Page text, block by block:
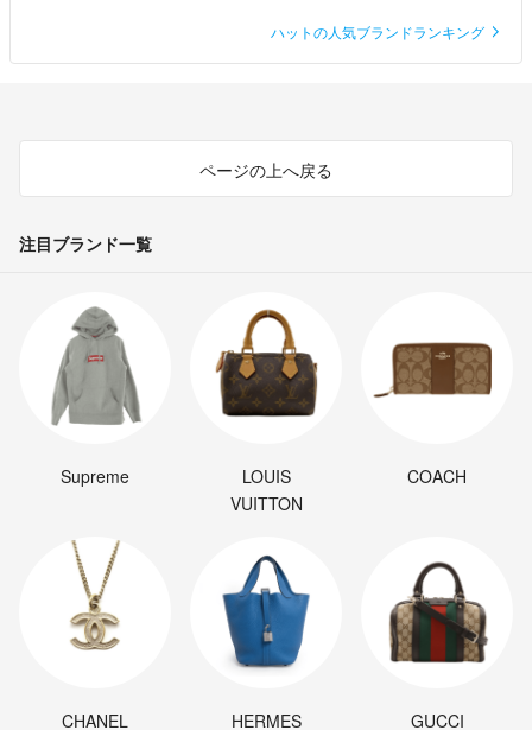
ハットの人気ブランドランキング
ページの上へ戻る
注目ブランド一覧
Supreme
LOUIS
VUITTON
COACH
CHANEL HERMES GUCCI